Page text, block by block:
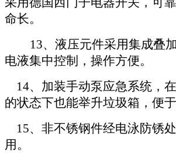
命长。
13、液压元件采用集成叠
电液集中控制，操作方便。
14、加装手动泵应急系统，
的状态下也能举升垃圾箱，便于
15、非不锈钢件经电泳防锈
用。